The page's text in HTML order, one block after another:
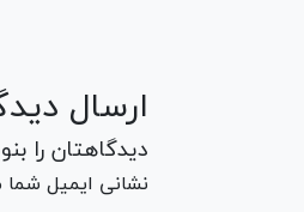
ارسال
دیدگاهتان را
نشانی ایمیل